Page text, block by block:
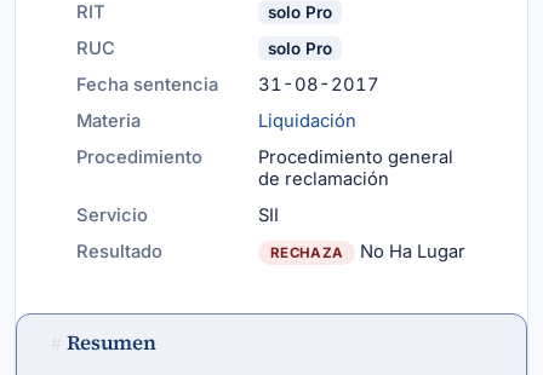
RIT
solo Pro
RUC solo Pro
Fecha sentencia
31-08-2017
Materia
Liquidación
Procedimiento
Procedimiento general
de reclamación
Servicio
SII
Resultado
RECHAZA No Ha Lugar
Resumen